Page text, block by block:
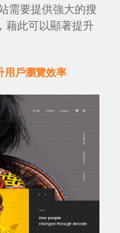
需要提供強大的搜
藉此可以顯著提升
用戶瀏覽效率